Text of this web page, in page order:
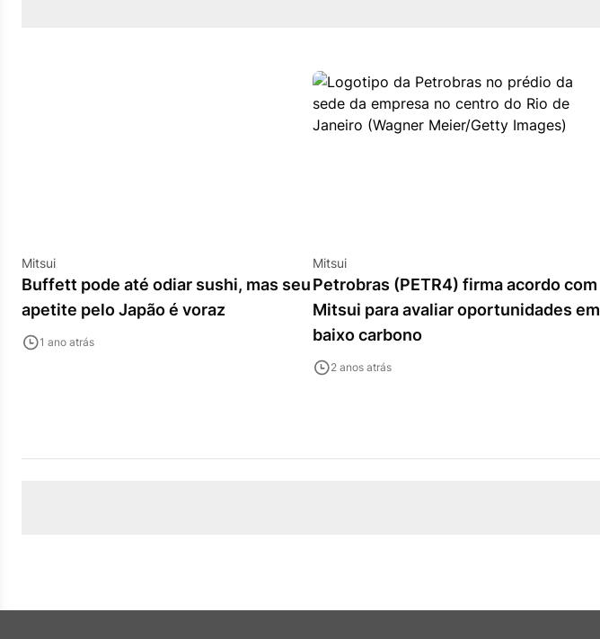
Mitsui
Buffett pode até odiar sushi, mas seu
apetite pelo Japão é voraz
1 ano atrás
Mitsui
Petrobras (PETR4) firma acordo com
Mitsui para avaliar oportunidades em
baixo carbono
2 anos atrás